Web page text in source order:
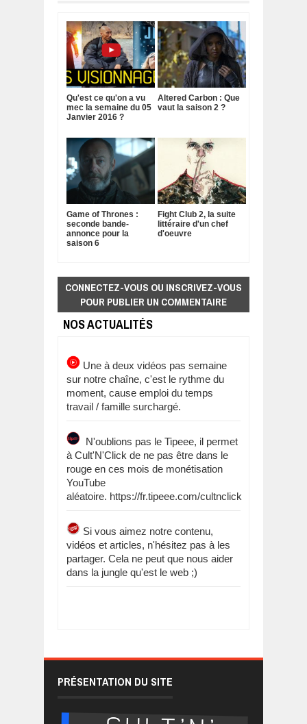
Qu'est ce qu'on a vu
mec la semaine du 05
Janvier 2016 ?
Altered Carbon : Que
vaut la saison 2 ?
Game of Thrones :
seconde bande-
annonce pour la
saison 6
Fight Club 2, la suite
littéraire d'un chef
d'oeuvre
CONNECTEZ-VOUS OU INSCRIVEZ-VOUS
POUR PUBLIER UN COMMENTAIRE
NOS ACTUALITÉS
Une à deux vidéos pas semaine
sur notre chaîne, c'est le rythme du
moment, cause emploi du temps
travail / famille surchargé.
N'oublions pas le Tipeee, il permet
à Cult'N'Click de ne pas être dans le
rouge en ces mois de monétisation
YouTube
aléatoire. https://fr.tipeee.com/cultnclick
Si vous aimez notre contenu,
vidéos et articles, n'hésitez pas à les
partager. Cela ne peut que nous aider
dans la jungle qu'est le web ;)
PRÉSENTATION DU SITE